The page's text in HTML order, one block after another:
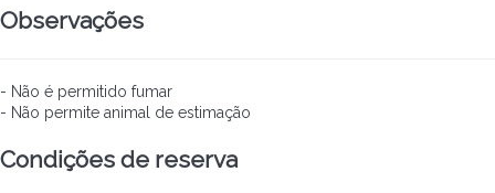
Observações
- Não é permitido fumar
- Não permite animal de estimação
Condições de reserva